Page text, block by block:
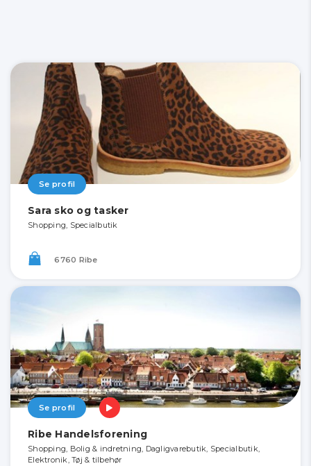
Se profil
Sara sko og tasker
Shopping, Specialbutik
6760 Ribe
Se profil
Ribe Handelsforening
Shopping, Bolig & indretning, Dagligvarebutik, Specialbutik,
Elektronik, Tøj & tilbehør